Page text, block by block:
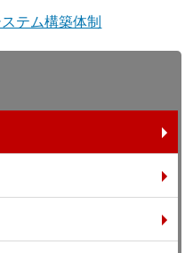
テム構築体制